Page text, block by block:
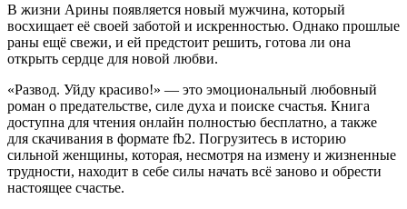
В жизни Арины появляется новый мужчина, который
восхищает её своей заботой и искренностью. Однако прошлые
раны ещё свежи, и ей предстоит решить, готова ли она
открыть сердце для новой любви.
«Развод. Уйду красиво!» — это эмоциональный любовный
роман о предательстве, силе духа и поиске счастья. Книга
доступна для чтения онлайн полностью бесплатно, а также
для скачивания в формате fb2. Погрузитесь в историю
сильной женщины, которая, несмотря на измену и жизненные
трудности, находит в себе силы начать всё заново и обрести
настоящее счастье.